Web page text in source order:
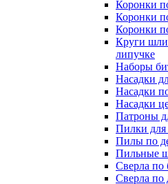
Коронки
Коронки
Коронки
Круги
липучке
Наборы
Насадки
Насадки
Насадки
Патроны
Пилки для
Пилы по
Пильные
Сверла по
Сверла по